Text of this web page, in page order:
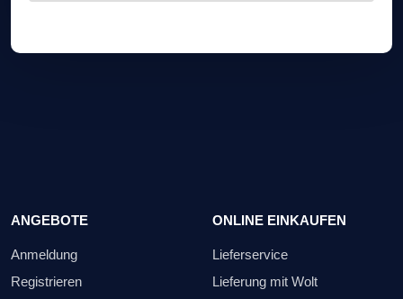
ANGEBOTE
Anmeldung
Registrieren
ONLINE EINKAUFEN
Lieferservice
Lieferung mit Wolt